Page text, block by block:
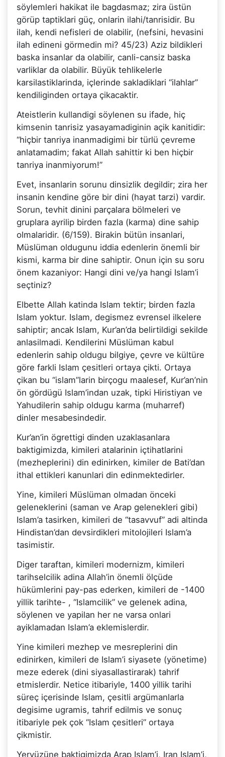
söylemleri hakikat ile bagdasmaz; zira üstün
görüp taptiklari güç, onlarin ilahi/tanrisidir. Bu
ilah, kendi nefisleri de olabilir, (nefsini, hevasini
ilah edineni görmedin mi? 45/23) Aziz bildikleri
baska insanlar da olabilir, canli-cansiz baska
varliklar da olabilir. Büyük tehlikelerle
karsilastiklarinda, içlerinde sakladiklari “ilahlar”
kendiliginden ortaya çikacaktir.
Ateistlerin kullandigi söylenen su ifade, hiç
kimsenin tanrisiz yasayamadiginin açik kanitidir:
“hiçbir tanriya inanmadigimi bir türlü çevreme
anlatamadim; fakat Allah sahittir ki ben hiçbir
tanriya inanmiyorum!”
Evet, insanlarin sorunu dinsizlik degildir; zira her
insanin kendine göre bir dini (hayat tarzi) vardir.
Sorun, tevhit dinini parçalara bölmeleri ve
gruplara ayrilip birden fazla (karma) dine sahip
olmalaridir. (6/159). Birakin bütün insanlari,
Müslüman oldugunu iddia edenlerin önemli bir
kismi, karma bir dine sahiptir. Onun için su soru
önem kazaniyor: Hangi dini ve/ya hangi Islam’i
seçtiniz?
Elbette Allah katinda Islam tektir; birden fazla
Islam yoktur. Islam, degismez evrensel ilkelere
sahiptir; ancak Islam, Kur’an’da belirtildigi sekilde
anlasilmadi. Kendilerini Müslüman kabul
edenlerin sahip oldugu bilgiye, çevre ve kültüre
göre farkli Islam çesitleri ortaya çikti. Ortaya
çikan bu “islam”larin birçogu maalesef, Kur’an’nin
ön gördügü Islam’indan uzak, tipki Hiristiyan ve
Yahudilerin sahip oldugu karma (muharref)
dinler mesabesindedir.
Kur’an’in ögrettigi dinden uzaklasanlara
baktigimizda, kimileri atalarinin içtihatlarini
(mezheplerini) din edinirken, kimiler de Bati’dan
ithal ettikleri kanunlari din edinmektedirler.
Yine, kimileri Müslüman olmadan önceki
geleneklerini (saman ve Arap gelenekleri gibi)
Islam’a tasirken, kimileri de “tasavvuf” adi altinda
Hindistan’dan devsirdikleri mitolojileri Islam’a
tasimistir.
Diger taraftan, kimileri modernizm, kimileri
tarihselcilik adina Allah’in önemli ölçüde
hükümlerini pay-pas ederken, kimileri de -1400
yillik tarihte- , “Islamcilik” ve gelenek adina,
söylenen ve yapilan her ne varsa onlari
ayiklamadan Islam’a eklemislerdir.
Yine kimileri mezhep ve mesreplerini din
edinirken, kimileri de Islam’i siyasete (yönetime)
meze ederek (dini siyasallastirarak) tahrif
etmislerdir. Netice itibariyle, 1400 yillik tarihi
süreç içerisinde Islam, çesitli argümanlarla
degisime ugramis, tahrif edilmis ve sonuç
itibariyle pek çok “Islam çesitleri” ortaya
çikmistir.
Yeryüzüne baktigimizda Arap Islam’i, Iran Islam’i,